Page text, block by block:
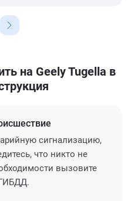
на Geely Tugella в
сигнализацию,
что никто не
вызовите